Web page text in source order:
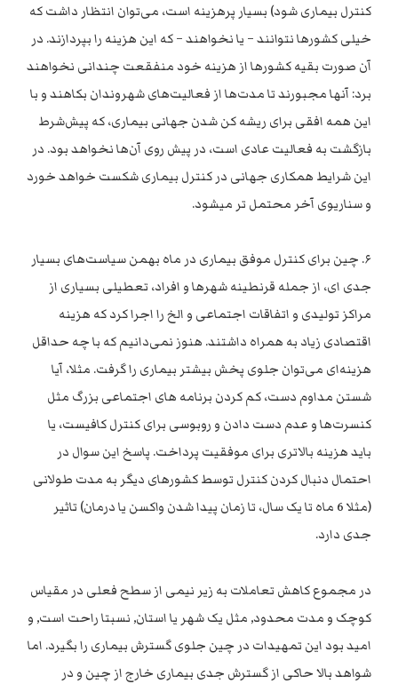
کنترل بیماری شود) بسیار پرهزینه است، می‌توان انتظار داشت که
خیلی کشورها نتوانند – یا نخواهند – که این هزینه را بپردازند. در
آن صورت بقیه کشورها از هزینه خود منفقعت چندانی نخواهند
برد: آنها مجبورند تا مدت‌ها از فعالیت‌های شهروندان بکاهند و با
این همه افقی برای ریشه کن شدن جهانی بیماری، که پیش‌شرط
بازگشت به فعالیت عادی است، در پیش روی آن‌ها نخواهد بود. در
این شرایط همکاری جهانی در کنترل بیماری شکست خواهد خورد
و سناریوی آخر محتمل تر میشود.
۶. چین برای کنترل موفق بیماری در ماه بهمن سیاست‌های بسیار
جدی ای، از جمله قرنطینه شهرها و افراد، تعطیلی بسیاری از
مراکز تولیدی و اتفاقات اجتماعی و الخ را اجرا کرد که هزینه
اقتصادی زیاد به همراه داشتند. هنوز نمی‌دانیم که با چه حداقل
هزینه‌ای می‌توان جلوی پخش بیشتر بیماری را گرفت. مثلا، آیا
شستن مداوم دست، کم کردن برنامه های اجتماعی بزرگ مثل
کنسرت‌ها و عدم دست دادن و روبوسی برای کنترل کافیست، یا
باید هزینه بالاتری برای موفقیت پرداخت. پاسخ این سوال در
احتمال دنبال کردن کنترل توسط کشورهای دیگر به مدت طولانی
(مثلا 6 ماه تا یک سال، تا زمان پیدا شدن واکسن یا درمان) تاثیر
جدی دارد.
در مجموع کاهش تعاملات به زیر نیمی از سطح فعلی در مقیاس
کوچک و مدت محدود, مثل یک شهر یا استان, نسبتا راحت است, و
امید بود این تمهیدات در چین جلوی گسترش بیماری را بگیرد. اما
شواهد بالا حاکی از گسترش جدی بیماری خارج از چین و در